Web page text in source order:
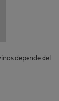
depende del